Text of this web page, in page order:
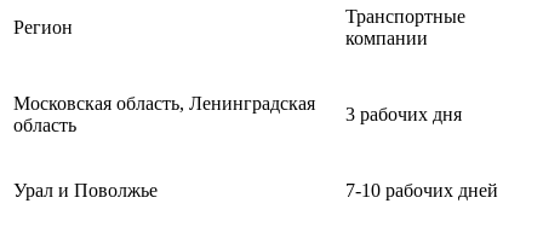
Регион
Транспортные
компании
Московская область, Ленинградская
область
3 рабочих дня
Урал и Поволжье 7-10 рабочих дней